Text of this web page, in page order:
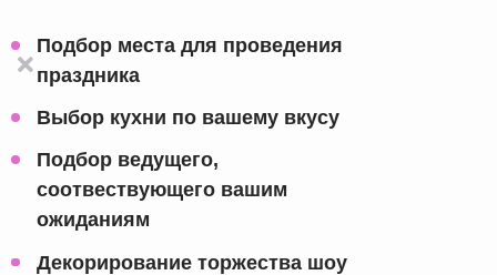
Подбор места для проведения
праздника
Выбор кухни по вашему вкусу
Подбор ведущего,
соотвествующего вашим
ожиданиям
Декорирование торжества шоу